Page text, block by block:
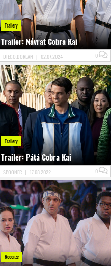
Trailery
Trailer: Návrat Cobra Kai
DIEGO.DORLAN | 02.07.2024 0
Trailery
Trailer: Pátá Cobra Kai
SPOONER | 17.08.2022 0
Recenze